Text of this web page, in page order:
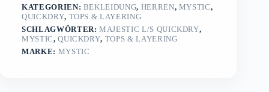
KATEGORIEN: BEKLEIDUNG, HERREN, MYSTIC,
QUICKDRY, TOPS & LAYERING
SCHLAGWÖRTER:MAJESTIC L/S QUICKDRY,
MYSTIC,QUICKDRY, TOPS & LAYERING
MARKE: MYSTIC